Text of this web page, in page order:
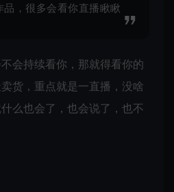
品，很多会看你直播瞅瞅
会持续看你，那就得看你的
货，重点就是一直播，没啥
么也会了，也会说了，也不